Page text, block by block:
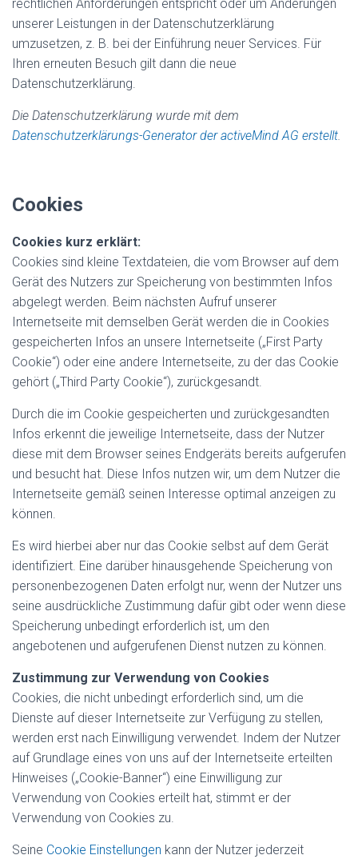
rechtlichen Anforderungen entspricht oder um Änderungen
unserer Leistungen in der Datenschutzerklärung
umzusetzen, z. B. bei der Einführung neuer Services. Für
Ihren erneuten Besuch gilt dann die neue
Datenschutzerklärung.
Die Datenschutzerklärung wurde mit dem
Datenschutzerklärungs-Generator der activeMind AG erstellt.
Cookies
Cookies kurz erklärt:
Cookies sind kleine Textdateien, die vom Browser auf dem
Gerät des Nutzers zur Speicherung von bestimmten Infos
abgelegt werden. Beim nächsten Aufruf unserer
Internetseite mit demselben Gerät werden die in Cookies
gespeicherten Infos an unsere Internetseite („First Party
Cookie“) oder eine andere Internetseite, zu der das Cookie
gehört („Third Party Cookie“), zurückgesandt.
Durch die im Cookie gespeicherten und zurückgesandten
Infos erkennt die jeweilige Internetseite, dass der Nutzer
diese mit dem Browser seines Endgeräts bereits aufgerufen
und besucht hat. Diese Infos nutzen wir, um dem Nutzer die
Internetseite gemäß seinen Interesse optimal anzeigen zu
können.
Es wird hierbei aber nur das Cookie selbst auf dem Gerät
identifiziert. Eine darüber hinausgehende Speicherung von
personenbezogenen Daten erfolgt nur, wenn der Nutzer uns
seine ausdrückliche Zustimmung dafür gibt oder wenn diese
Speicherung unbedingt erforderlich ist, um den
angebotenen und aufgerufenen Dienst nutzen zu können.
Zustimmung zur Verwendung von Cookies
Cookies, die nicht unbedingt erforderlich sind, um die
Dienste auf dieser Internetseite zur Verfügung zu stellen,
werden erst nach Einwilligung verwendet. Indem der Nutzer
auf Grundlage eines von uns auf der Internetseite erteilten
Hinweises („Cookie-Banner“) eine Einwilligung zur
Verwendung von Cookies erteilt hat, stimmt er der
Verwendung von Cookies zu.
Seine Cookie Einstellungen kann der Nutzer jederzeit